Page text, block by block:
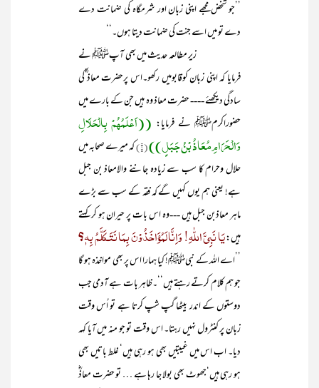
’’جو شخض مجھے اپنی زبان اور شرمگاہ کی ضمانت دے
دے تو میں اسے جنت کی ضمانت دیتا ہوں۔‘‘
زیر مطالعہ حدیث میں بھی آپﷺ نے
فرمایا کہ اپنی زبان کوقابومیں رکھو۔اس پرحضرت معاذ ؓکی
سادگی دیکھئے ---- حضرت معاذ وہ ہیں جن کے بارے میں
حضوراکرمﷺ نے فرمایا: ((اَعْلَمُھُمْ بِالْحَلَالِ
وَالْحَرَامِ مُعَاذُ بْنُ جَبَلٍ))(۲) کہ میرے صحابہ میں
حلال وحرام کا سب سے زیادہ جاننے والامعاذ بن جبل
ہے! یعنی ہم یوں کہیں گے کہ فقہ کے سب سے بڑے
ماہر معاذبن جبل ہیں ---وہ اس بات پر حیران ہو کر کہتے
ہیں:یَا نَبِیَّ اللّٰہِ! وَاِنَّا لَمُؤَاخَذُوْنَ بِمَا نَتَـکَلَّمُ بِہٖ؟
’’اے اللہ کے نبیﷺ! کیا ہمارا اس پر بھی مواخذہ ہو گا
جو ہم کلام کرتے رہتے ہیں‘‘۔ظاہر بات ہے آدمی جب
دوستوں کے اندر بیٹھا گپ شپ کرتا ہے تو اُس وقت
زبان پر کنٹرول نہیں رہتا۔ اس وقت تو جو منہ میں آیا کہہ
دیا۔ اب اس میں غیبتیں بھی ہو رہی ہیں‘ غلط باتیں بھی
ہو رہی ہیں‘جھوٹ بھی بولا جا رہا ہے … تو حضرت معاذؓ